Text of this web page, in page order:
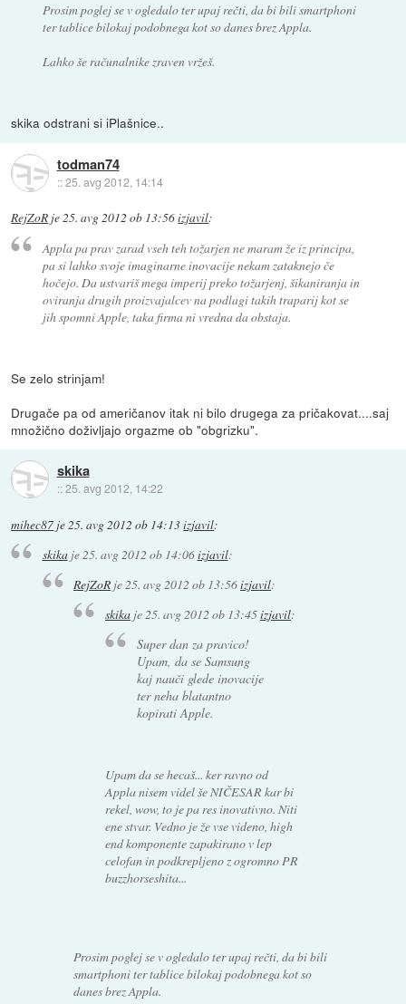
Prosim poglej se v ogledalo ter upaj rečti, da bi bili smartphoni
ter tablice bilokaj podobnega kot so danes brez Appla.
Lahko še računalnike zraven vržeš.
skika odstrani si iPlašnice..
todman74
::25. avg 2012, 14:14
RejZoR je25. avg 2012 ob 13:56izjavil:
Appla pa prav zarad vseh teh tožarjen ne maram že iz principa,
pa si lahko svoje imaginarne inovacije nekam zataknejo če
hočejo. Da ustvariš mega imperij preko tožarjenj, šikaniranja in
oviranja drugih proizvajalcev na podlagi takih traparij kot se
jih spomni Apple, taka firma ni vredna da obstaja.
Se zelo strinjam!
Drugače pa od američanov itak ni bilo drugega za pričakovat....saj
množično doživljajo orgazme ob "obgrizku".
skika
::25. avg 2012, 14:22
mihec87 je25. avg 2012 ob 14:13izjavil:
skikaje25. avg 2012 ob 14:06izjavil:
RejZoR je25. avg 2012 ob 13:56izjavil:
skikaje25. avg 2012 ob 13:45izjavil:
Super dan za pravico!
Upam, da se Samsung
kaj nauči glede inovacije
ter neha blatantno
kopirati Apple.
Upam da se hecaš... ker ravno od
Appla nisem videl še NIČESAR kar bi
rekel, wow, to je pa res inovativno. Niti
ene stvar. Vedno je že vse videno, high
end komponente zapakirano v lep
celofan in podkrepljeno z ogromno PR
buzzhorseshita...
Prosim poglej se v ogledalo ter upaj rečti, da bi bili
smartphoni ter tablice bilokaj podobnega kot so
danes brez Appla.